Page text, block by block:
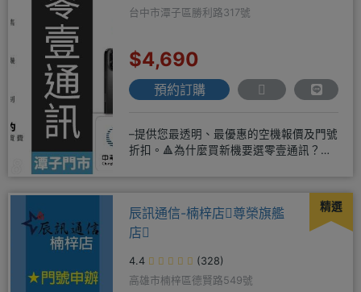
台中市潭子區勝利路317號
$4,690
預約訂購
–提供您最透明、最優惠的空機報價及門號
折扣。🔺為什麼買新機要選零壹通訊？
精選
辰訊通信-楠梓店尊榮旗艦
店
4.4
(328)
高雄市楠梓區德賢路549號